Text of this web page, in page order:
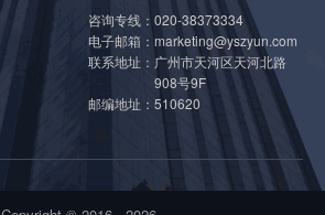
咨询专线： 020-38373334
电子邮箱： marketing@yszyun.com
联系地址： 广州市天河区天河北路
908号9F
邮编地址： 510620